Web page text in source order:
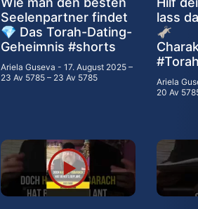
Seelenpartner findet
💎 Das Torah-Dating-
Geheimnis #shorts
Ariela Guseva
17. August 2025 –
23 Av 5785 – 23 Av 5785
lass
🫏
Ariela
20 Av